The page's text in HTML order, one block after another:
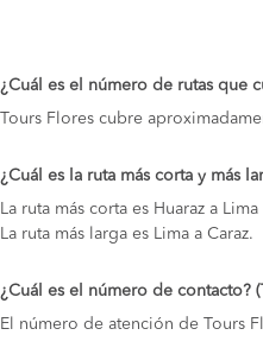
¿Cuál es el número de rutas que
Tours Flores cubre
¿Cuál es la ruta más corta y más
La ruta más corta es Huaraz a Lima
La ruta más larga es Lima a Caraz.
¿Cuál es el número de contacto?
El número de atención de Tours